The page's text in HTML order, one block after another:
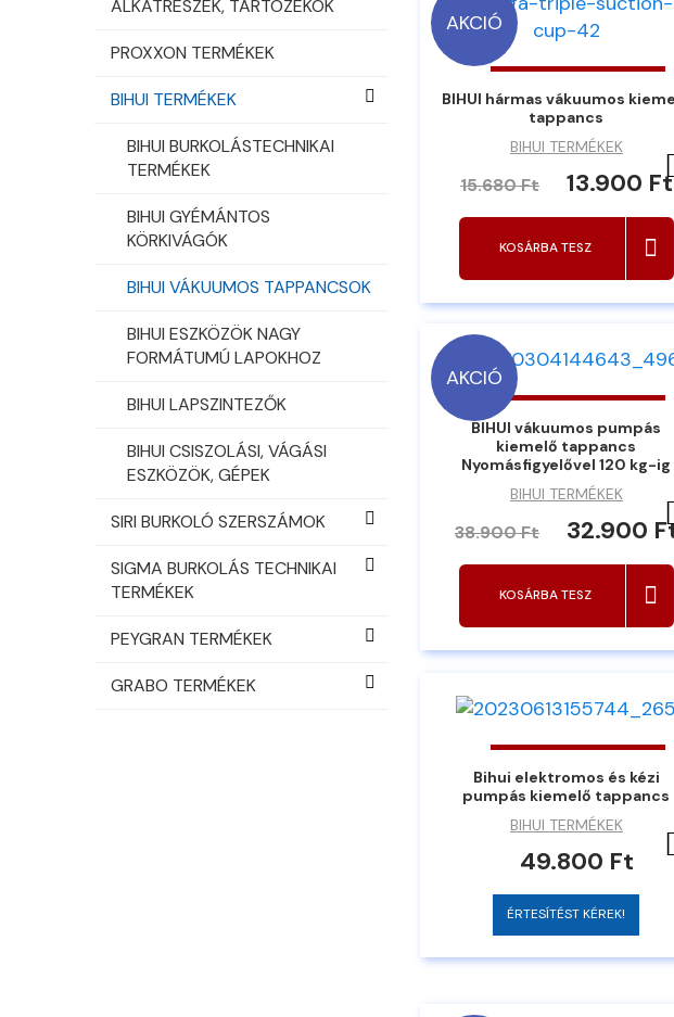
AKCIÓ
BIHUI hármas vákuumos
tappancs
BIHUI TERMÉKEK
15.680 Ft 13.900 Ft
KOSÁRBA TESZ
AKCIÓ
BIHUI vákuumos pumpás
kiemelő tappancs
Nyomásfigyelővel 120 kg-ig
BIHUI TERMÉKEK
38.900 Ft 32.900
KOSÁRBA TESZ
Bihui elektromos és kézi
pumpás kiemelő tappancs
BIHUI TERMÉKEK
49.800 Ft
ÉRTESÍTÉST KÉREK!
ALKATRÉSZEK, TARTOZÉKOK
PROXXON TERMÉKEK
BIHUI TERMÉKEK
BIHUI BURKOLÁSTECHNIKAI
TERMÉKEK
BIHUI GYÉMÁNTOS
KÖRKIVÁGÓK
BIHUI VÁKUUMOS TAPPANCSOK
BIHUI ESZKÖZÖK NAGY
FORMÁTUMÚ LAPOKHOZ
BIHUI LAPSZINTEZŐK
BIHUI CSISZOLÁSI, VÁGÁSI
ESZKÖZÖK, GÉPEK
SIRI BURKOLÓ SZERSZÁMOK
SIGMA BURKOLÁS TECHNIKAI
TERMÉKEK
PEYGRAN TERMÉKEK
GRABO TERMÉKEK